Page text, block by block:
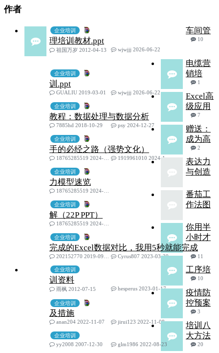
作者
企业培训
车间管
理培训教材.ppt
10
祖国万岁 2012-04-13
wjwjjj 2026-06-22
企业培训
电缆营
销培
训.ppt
1
GUALIU 2019-03-01
wjwjjj 2026-06-22
企业培训
Excel高
级应用
教程：数据处理与数据分析
7
7885hd 2018-10-29
psy 2024-12-27
企业培训
赠送：
成为高
手的必经之路（强势文化）
2
18765285519 2024-11-18
1919961010 2024-11-26
企业培训
表达力
与创造
力模型速览
18765285519 2024-11-24
企业培训
番茄工
作法图
解（22P PPT）
18765285519 2024-11-24
企业培训
你用半
小时才
完成的Excel数据对比，我用5秒就能完成
11
202152770 2019-09-16 Cyrus807 2023-03-30
企业培训
工序培
训资料
10
雨枫 2012-07-15
hesperus 2023-01-17
企业培训
疫情防
控预案
及措施
3
anan204 2022-11-07
jirui123 2022-11-08
企业培训
培训八
大方法
20
yy2008 2007-12-30 glm1986 2022-08-23